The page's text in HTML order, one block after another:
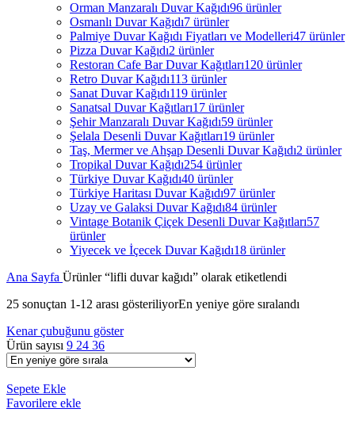
Orman Manzaralı Duvar Kağıdı96 ürünler
Osmanlı Duvar Kağıdı7 ürünler
Palmiye Duvar Kağıdı Fiyatları ve Modelleri47 ürünler
Pizza Duvar Kağıdı2 ürünler
Restoran Cafe Bar Duvar Kağıtları120 ürünler
Retro Duvar Kağıdı113 ürünler
Sanat Duvar Kağıdı119 ürünler
Sanatsal Duvar Kağıtları17 ürünler
Şehir Manzaralı Duvar Kağıdı59 ürünler
Şelala Desenli Duvar Kağıtları19 ürünler
Taş, Mermer ve Ahşap Desenli Duvar Kağıdı2 ürünler
Tropikal Duvar Kağıdı254 ürünler
Türkiye Duvar Kağıdı40 ürünler
Türkiye Haritası Duvar Kağıdı97 ürünler
Uzay ve Galaksi Duvar Kağıdı84 ürünler
Vintage Botanik Çiçek Desenli Duvar Kağıtları57
ürünler
Yiyecek ve İçecek Duvar Kağıdı18 ürünler
Ana Sayfa Ürünler “lifli duvar kağıdı” olarak etiketlendi
25 sonuçtan 1-12 arası gösteriliyorEn yeniye göre sıralandı
Kenar çubuğunu göster
Ürün sayısı 9 24 36
Sepete Ekle
Favorilere ekle